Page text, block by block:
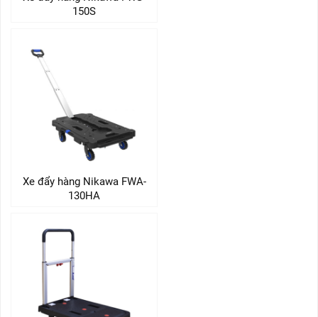
150S
Xe đẩy hàng Nikawa FWA-
130HA